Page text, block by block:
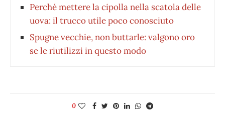
Perché mettere la cipolla nella scatola delle
uova: il trucco utile poco conosciuto
Spugne vecchie, non buttarle: valgono oro
se le riutilizzi in questo modo
0